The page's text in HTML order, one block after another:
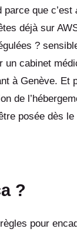
que c’est
déjà sur
?
cabinet
à Genève. Et
de
posée dès le
?
pour